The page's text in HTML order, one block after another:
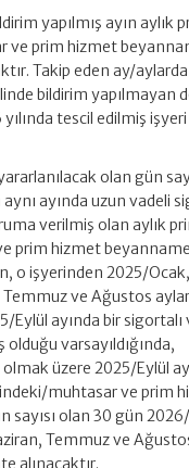
yapılmış ayın aylık
ve prim hizmet
Takip eden ay/
bildirim yapılmayan
tescil edilmiş
olan gün
ayında uzun vadeli
verilmiş olan aylık
prim hizmet
o işyerinden 2025/
ve Ağustos
Eylül ayında bir
varsayıldığında,
üzere 2025/Eylül
muhtasar ve prim
sayısı olan 30 gün
Temmuz ve
alınacaktır.